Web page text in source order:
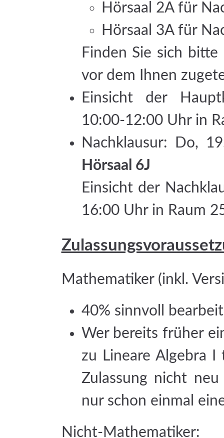
Hörsaal 2A für
Hörsaal 3A für
Finden Sie sich
vor dem Ihnen
Einsicht der
10:00-12:00 Uhr in
Nachklausur: Do,
Hörsaal 6J
Einsicht der
16:00 Uhr in Raum
Mathematiker (inkl.
40% sinnvoll
Wer bereits früher
zu Lineare Algebra
Zulassung nicht
nur schon einmal
Nicht-Mathematiker: